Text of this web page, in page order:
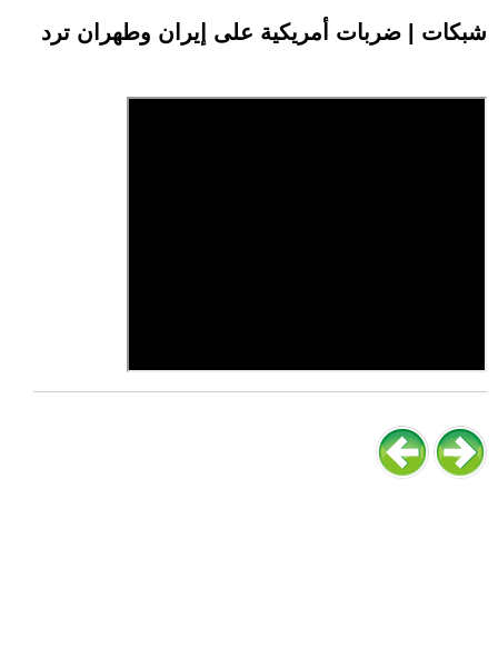
شبكات | ضربات أمريكية على إيران وطهران ترد